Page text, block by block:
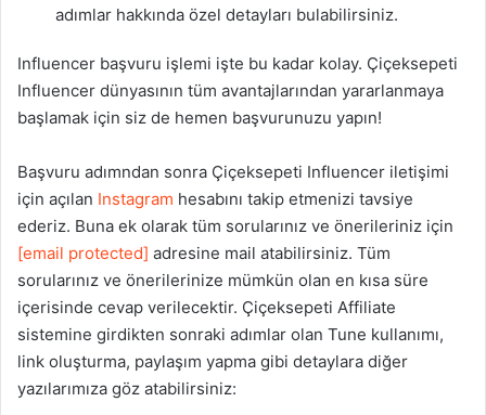
adımlar hakkında özel detayları bulabilirsiniz.
Influencer başvuru işlemi işte bu kadar kolay. Çiçeksepeti
Influencer dünyasının tüm avantajlarından yararlanmaya
başlamak için siz de hemen başvurunuzu yapın!
Başvuru adımndan sonra Çiçeksepeti Influencer iletişimi
için açılan Instagram hesabını takip etmenizi tavsiye
ederiz. Buna ek olarak tüm sorularınız ve önerileriniz için
[email protected] adresine mail atabilirsiniz. Tüm
sorularınız ve önerilerinize mümkün olan en kısa süre
içerisinde cevap verilecektir. Çiçeksepeti Affiliate
sistemine girdikten sonraki adımlar olan Tune kullanımı,
link oluşturma, paylaşım yapma gibi detaylara diğer
yazılarımıza göz atabilirsiniz: